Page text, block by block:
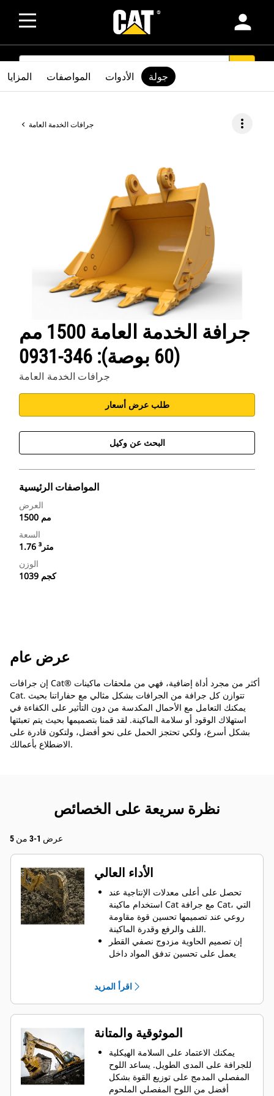
person
SEARCH
جرافات الخدمة العامة more_vert
جرافة الخدمة العامة 1500 مم
(60 بوصة): 346-0931
جرافات الخدمة العامة
طلب عرض أسعار
البحث عن وكيل
المواصفات الرئيسية
العرض
1500 مم
السعة
1.76 متر³
الوزن
1039 كجم
المزايا المواصفات الأدوات جولة
عرض عام
إن جرافات Cat®‎ أكثر من مجرد أداة إضافية، فهي من ملحقات ماكينات
Cat. تتوازن كل جرافة من الجرافات بشكل مثالي مع حفاراتنا بحيث
يمكنك التعامل مع الأحمال المكدسة من دون التأثير على الكفاءة في
استهلاك الوقود أو سلامة الماكينة. لقد قمنا بتصميمها بحيث يتم تعبئتها
بشكل أسرع، ولكي تحتجز الحمل على نحو أفضل، ولتكون قادرة على
الاضطلاع بأعمالك.
نظرة سريعة على الخصائص
عرض 1-3 من 5
الأداء العالي
تحصل على أعلى معدلات الإنتاجية عند
استخدام ماكينة Cat مع جرافة Cat، التي
روعي عند تصميمها تحسين قوة مقاومة
اللف والرفع وقدرة الماكينة.
إن تصميم الحاوية مزدوج نصفي القطر
يعمل على تحسين تدفق المواد داخل
عدم سحب الجزء السفلي من الجرافة،
يزيد استهلاك الوقود إلى الحد الأقصى
أثناء الحفر. تم تصميم جرافات Cat بحيث
تخترق المواد بمنتهى السرعة لتحسين
تحميل كمية أكبر من المواد في أقل وقت
ممكن. يساعد شكل الجرافة والقضبان
الجانبية على الاحتفاظ بمعظم المواد في
الجرافة لكل حمولة.
اقرأ المزيد
الموثوقية والمتانة
يمكنك الاعتماد على السلامة الهيكلية
للجرافة على المدى الطويل. ‏‫يساعد اللوح
المفصلي المدمج على توزيع القوة بشكل
أفضل من اللوح المفصلي الملحوم